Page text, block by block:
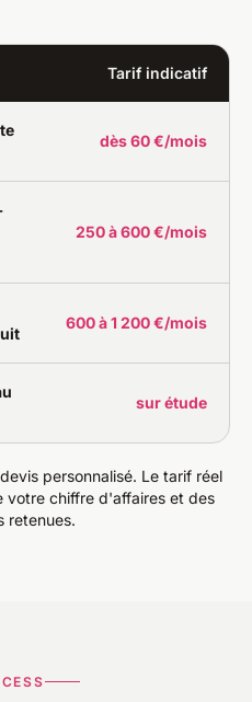
Tarif indicatif
dès 60 €/mois
250 à 600 €/mois
600 à 1 200 €/mois
sur étude
personnalisé. Le tarif réel
chiffre d'affaires et des
retenues.